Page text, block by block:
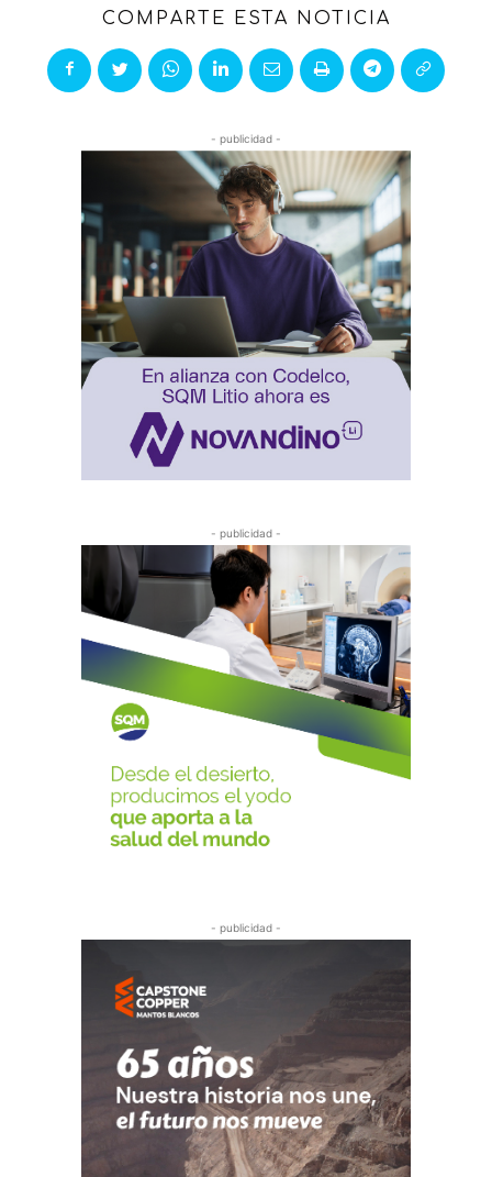
COMPARTE ESTA NOTICIA
- publicidad -
- publicidad -
- publicidad -